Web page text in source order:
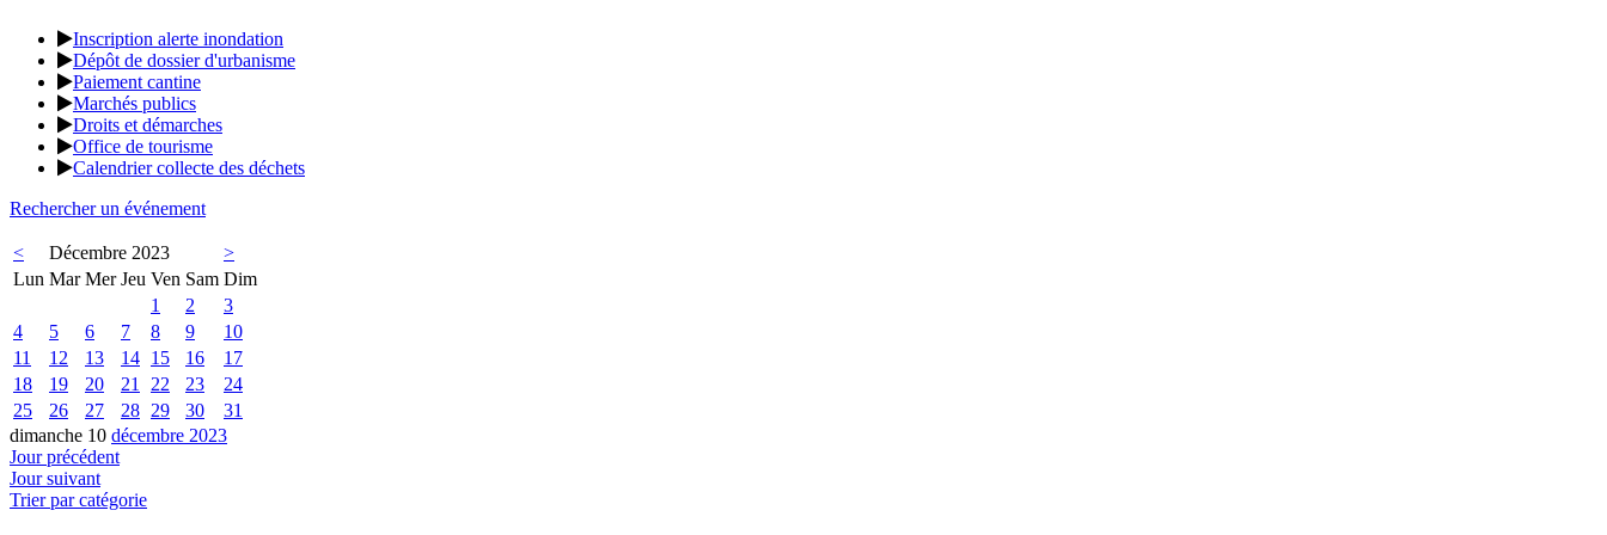
Inscription alerte inondation
Dépôt de dossier d'urbanisme
Paiement cantine
Marchés publics
Droits et démarches
Office de tourisme
Calendrier collecte des déchets
Rechercher un événement
< Décembre 2023
>
Lun Mar Mer Jeu Ven Sam Dim
1
2
3
4
5 6 7 8 9
10
11
12 13 14 15 16
17
18
19 20 21 22 23
24
25
26 27 28 29 30
31
dimanche 10 décembre 2023
Jour précédent
Jour suivant
Trier par catégorie